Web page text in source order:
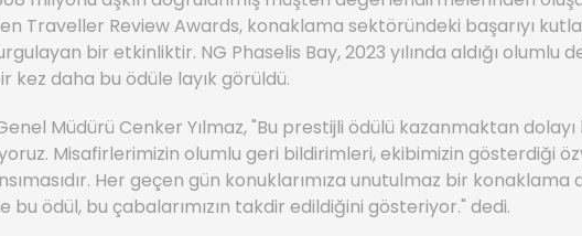
Traveller Review Awards, konaklama sektöründeki başarıyı
bir etkinliktir. NG Phaselis Bay, 2023 yılında aldığı olumlu
kez daha bu ödüle layık görüldü.
Müdürü Cenker Yılmaz, "Bu prestijli ödülü kazanmaktan
Misafirlerimizin olumlu geri bildirimleri, ekibimizin gösterdiği
Her geçen gün konuklarımıza unutulmaz bir konaklama
bu ödül, bu çabalarımızın takdir edildiğini gösteriyor." dedi.